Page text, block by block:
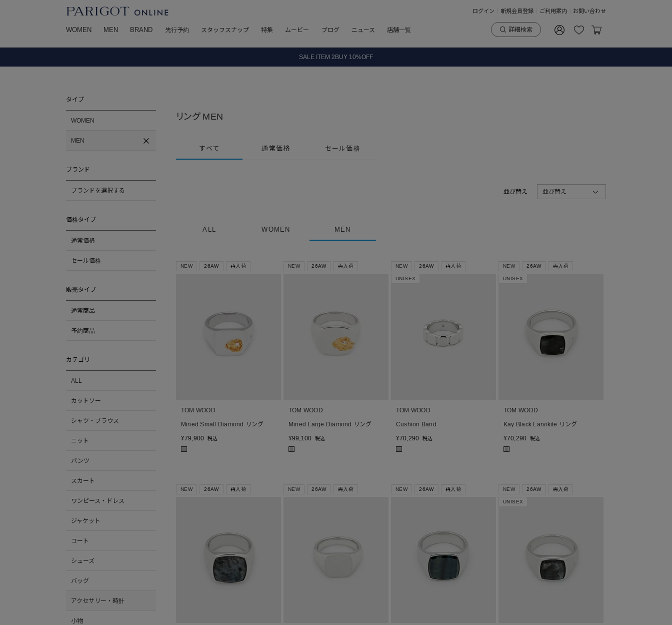
ログイン 新規会員登録 ご利用案内 お問い合わせ
WOMEN MEN BRAND 先行予約 スタッフスナップ 特集 ムービー ブログ ニュース 店舗一覧 詳細検索
全国送料無料｜全品正規取扱
タイプ
WOMEN
MEN
ブランド
ブランドを選択する
価格タイプ
通常価格
セール価格
販売タイプ
通常商品
予約商品
カテゴリ
ALL
カットソー
シャツ・ブラウス
ニット
パンツ
スカート
ワンピース・ドレス
ジャケット
コート
シューズ
バッグ
アクセサリー・時計
小物
リング MEN
すべて 通常価格 セール価格
並び替え 並び替え
ALL WOMEN MEN
NEW 26AW 再入荷
TOM WOOD
Mined Small Diamond リング
¥79,900 税込
■
NEW 26AW 再入荷
TOM WOOD
Mined Large Diamond リング
¥99,100 税込
■
NEW 26AW 再入荷
UNISEX
TOM WOOD
Cushion Band
¥70,290 税込
■
NEW 26AW 再入荷
UNISEX
TOM WOOD
Kay Black Larvikite リング
¥70,290 税込
■
NEW 26AW 再入荷 NEW 26AW 再入荷 NEW 26AW 再入荷 NEW 26AW 再入荷
UNISEX